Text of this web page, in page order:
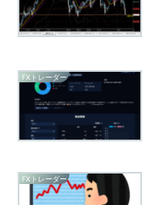
FXトレーダー
FXトレーダー